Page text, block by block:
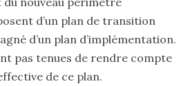
d’un plan de transition
d’un plan d’implémentation.
pas tenues de rendre compte
de ce plan.